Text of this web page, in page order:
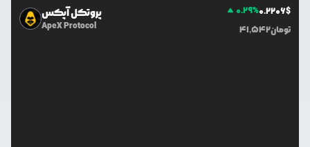
پروتکل آپکس
ApeX Protocol
0.29%0.2206$
41,542تومان